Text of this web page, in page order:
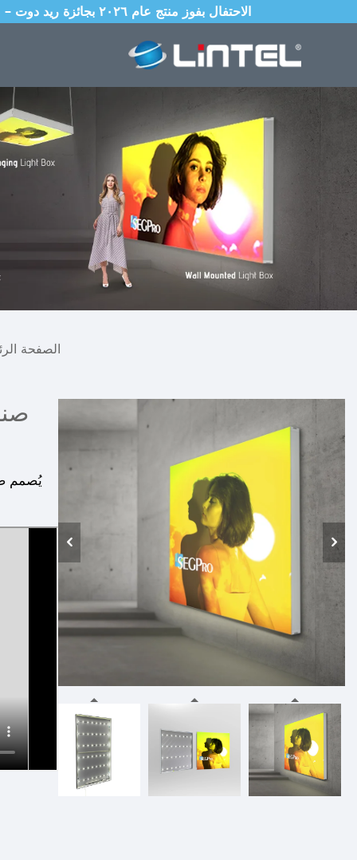
الاحتفال بفوز منتج عام ٢٠٢٦ بجائزة ريد دوت – صندوق إضاءة قابل للطي بقطر ٨٥ مم مع نظام إعداد عالمي محمي ببراءة اختراع ويُكتمل في ١٠ ثوانٍ
الصفحة